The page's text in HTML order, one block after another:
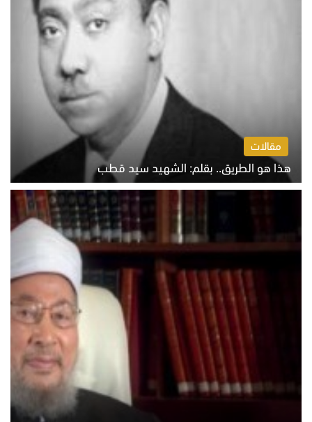
مقالات
هذا هو الطريق.. بقلم: الشهيد سيد قطب
الخميس 6 أغسطس 2026 10:52 ص